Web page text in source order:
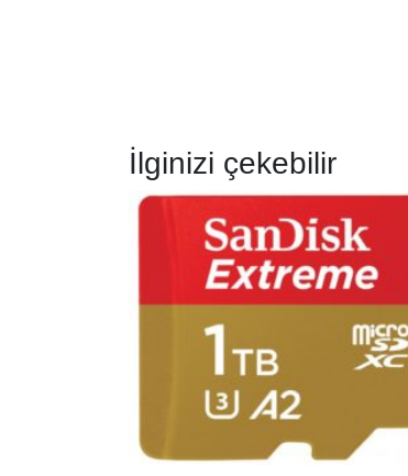
İlginizi çekebilir